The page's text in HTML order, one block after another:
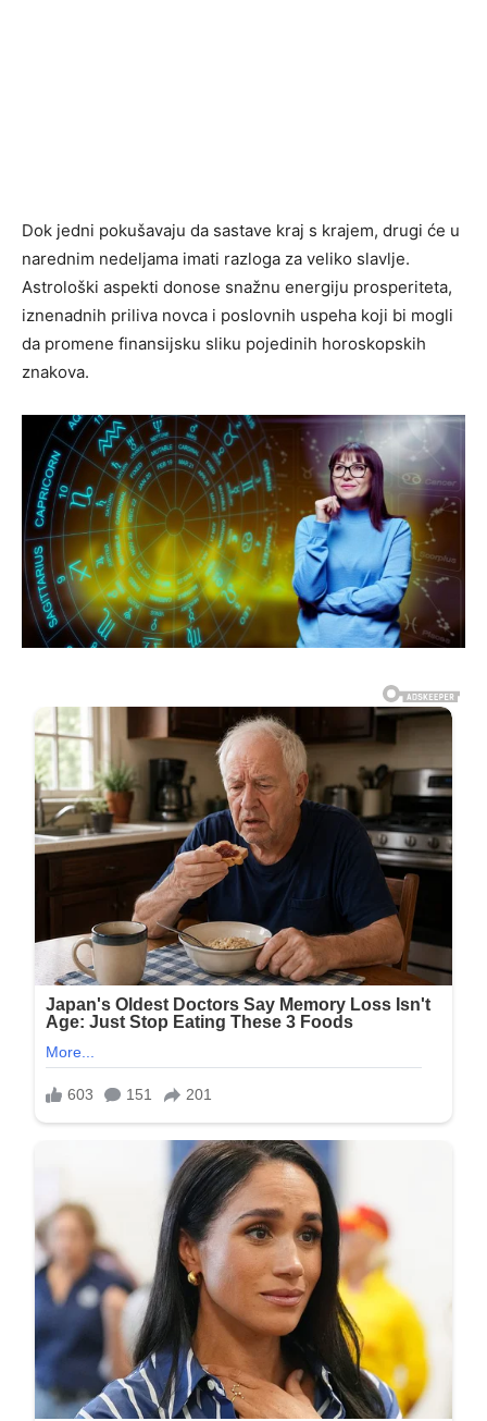
Dok jedni pokušavaju da sastave kraj s krajem, drugi će u
narednim nedeljama imati razloga za veliko slavlje.
Astrološki aspekti donose snažnu energiju prosperiteta,
iznenadnih priliva novca i poslovnih uspeha koji bi mogli
da promene finansijsku sliku pojedinih horoskopskih
znakova.